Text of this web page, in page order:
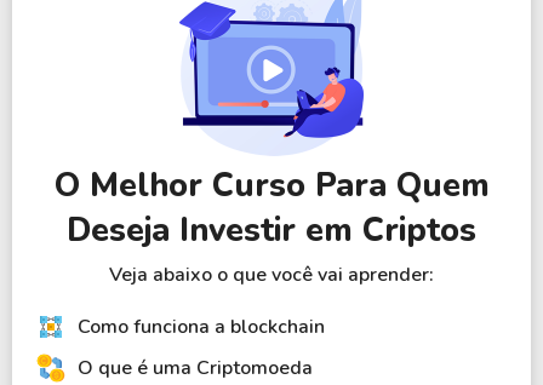
O Melhor Curso Para Quem
Deseja Investir em Criptos
Veja abaixo o que você vai aprender:
Como funciona a blockchain
O que é uma Criptomoeda